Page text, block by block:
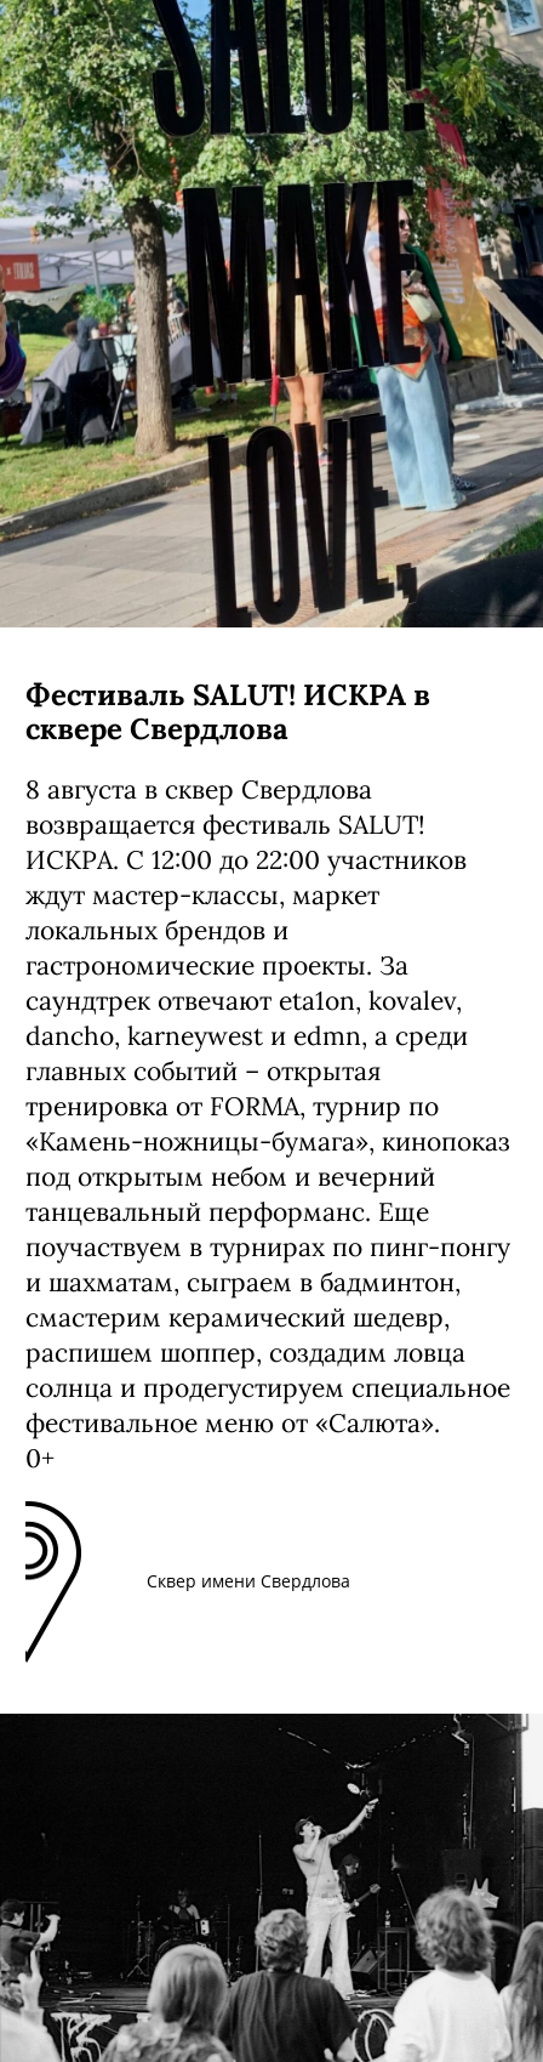
Фестиваль SALUT! ИСКРА в
сквере Свердлова
8 августа в сквер Свердлова
возвращается фестиваль SALUT!
ИСКРА. С 12:00 до 22:00 участников
ждут мастер-классы, маркет
локальных брендов и
гастрономические проекты. За
саундтрек отвечают eta1on, kovalev,
dancho, karneywest и edmn, а среди
главных событий – открытая
тренировка от FORMA, турнир по
«Камень-ножницы-бумага», кинопоказ
под открытым небом и вечерний
танцевальный перформанс. Еще
поучаствуем в турнирах по пинг-понгу
и шахматам, сыграем в бадминтон,
смастерим керамический шедевр,
распишем шоппер, создадим ловца
солнца и продегустируем специальное
фестивальное меню от «Салюта».
0+
Сквер имени Свердлова